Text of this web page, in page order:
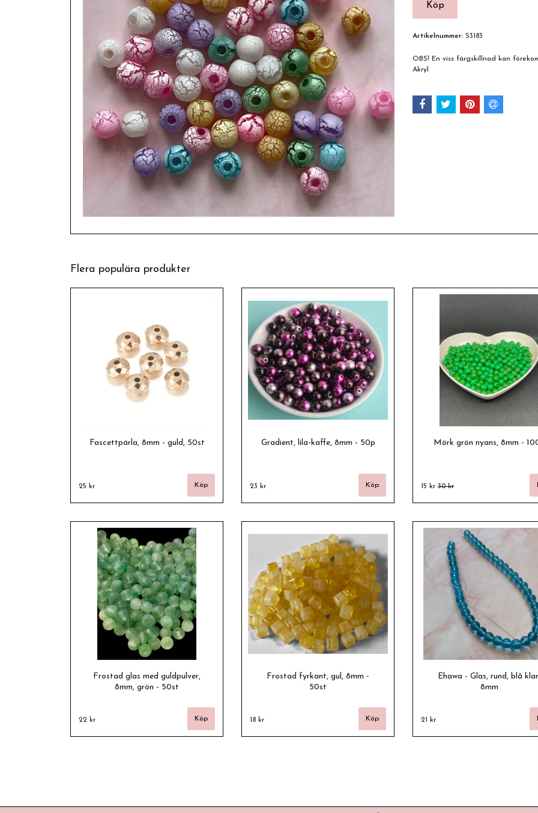
Artikelnummer: S3183
OBS! En viss färgskillnad kan
Akryl
Flera populära produkter
Fascettpärla, 8mm - guld, 50st
25 kr
Gradient, lila-kaffe, 8mm - 50p
23 kr
Mörk grön nyans, 8mm -
15 kr 30 kr
Frostad glas med guldpulver,
8mm, grön - 50st
22 kr
Frostad fyrkant, gul, 8mm -
50st
18 kr
Ehawa - Glas, rund, blå
8mm
21 kr